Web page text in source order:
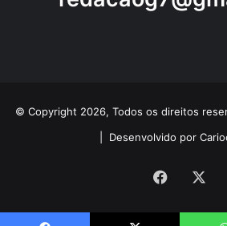
© Copyright 2026, Todos os direitos
Desenvolvido por
Facebook